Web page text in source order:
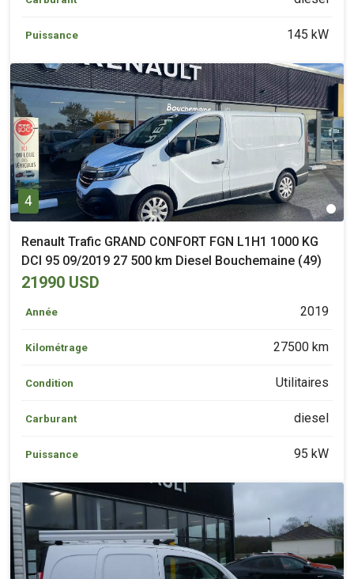
Puissance 145 kW
4
Renault Trafic GRAND CONFORT FGN L1H1 1000 KG
DCI 95 09/2019 27 500 km Diesel Bouchemaine (49)
21990 USD
Année 2019
Kilométrage 27500 km
Condition Utilitaires
Carburant diesel
Puissance 95 kW